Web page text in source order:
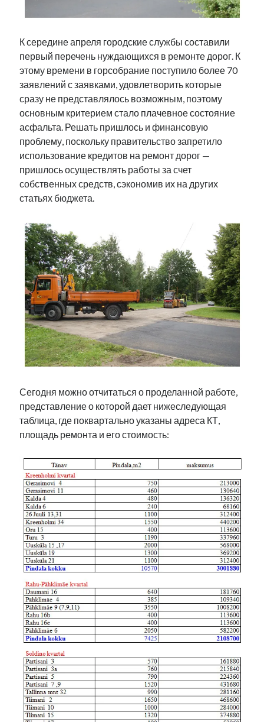
К середине апреля городские службы составили
первый перечень нуждающихся в ремонте дорог. К
этому времени в горсобрание поступило более 70
заявлений с заявками, удовлетворить которые
сразу не представлялось возможным, поэтому
основным критерием стало плачевное состояние
асфальта. Решать пришлось и финансовую
проблему, поскольку правительство запретило
использование кредитов на ремонт дорог —
пришлось осуществлять работы за счет
собственных средств, сэкономив их на других
статьях бюджета.
Сегодня можно отчитаться о проделанной работе,
представление о которой дает нижеследующая
таблица, где поквартально указаны адреса КТ,
площадь ремонта и его стоимость: